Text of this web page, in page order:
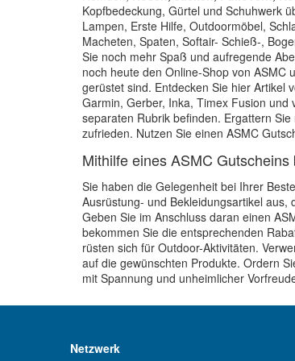
Kopfbedeckung, Gürtel und Schuhwerk
Lampen, Erste Hilfe, Outdoormöbel,
Macheten, Spaten, Softair- Schieß-,
Sie noch mehr Spaß und aufregende
noch heute den Online-Shop von ASMC
gerüstet sind. Entdecken Sie hier Artikel
Garmin, Gerber, Inka, Timex Fusion
separaten Rubrik befinden. Ergattern
zufrieden. Nutzen Sie einen ASMC
Mithilfe eines ASMC
Sie haben die Gelegenheit bei Ihrer
Ausrüstung- und Bekleidungsartikel aus,
Geben Sie im Anschluss daran einen
bekommen Sie die entsprechenden
rüsten sich für Outdoor-Aktivitäten.
auf die gewünschten Produkte. Ordern
mit Spannung und unheimlicher
Netzwerk